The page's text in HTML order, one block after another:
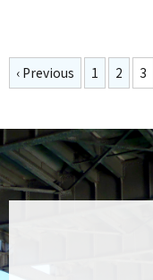
‹ Previous 1 2 3